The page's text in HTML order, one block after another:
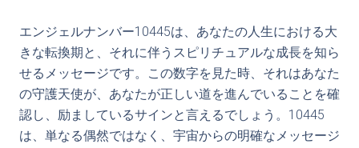
エンジェルナンバー10445は、あなたの人生における大
きな転換期と、それに伴うスピリチュアルな成長を知ら
せるメッセージです。この数字を見た時、それはあなた
の守護天使が、あなたが正しい道を進んでいることを確
認し、励ましているサインと言えるでしょう。10445
は、単なる偶然ではなく、宇宙からの明確なメッセージ